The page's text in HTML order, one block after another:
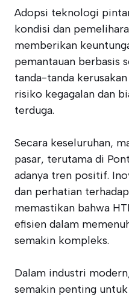
Adopsi teknologi
kondisi dan
memberikan
pemantauan berbasis
tanda-tanda
risiko kegagalan dan
terduga.
Secara keseluruhan,
pasar, terutama di
adanya tren positif.
dan perhatian
memastikan bahwa
efisien dalam
semakin kompleks.
Dalam industri
semakin penting